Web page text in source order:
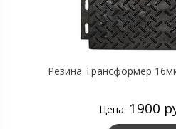
Резина Трансформер
Цена: 1900